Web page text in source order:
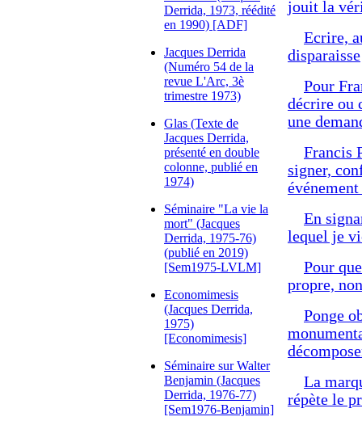
Derrida, 1973, réédité
en 1990) [ADF]
Jacques Derrida
(Numéro 54 de la
revue L'Arc, 3è
trimestre 1973)
Glas (Texte de
Jacques Derrida,
présenté en double
colonne, publié en
1974)
Séminaire "La vie la
mort" (Jacques
Derrida, 1975-76)
(publié en 2019)
[Sem1975-LVLM]
Economimesis
(Jacques Derrida,
1975)
[Economimesis]
Séminaire sur Walter
Benjamin (Jacques
Derrida, 1976-77)
[Sem1976-Benjamin]
jouit la
Ecrire,
disparaisse
Pour
décrire ou
une
Francis
signer,
En
lequel je
Pour
propre,
Ponge
La
répète le